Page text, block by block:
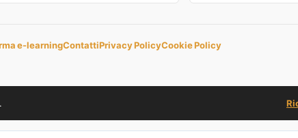
e-learningContattiPrivacy PolicyCookie Policy